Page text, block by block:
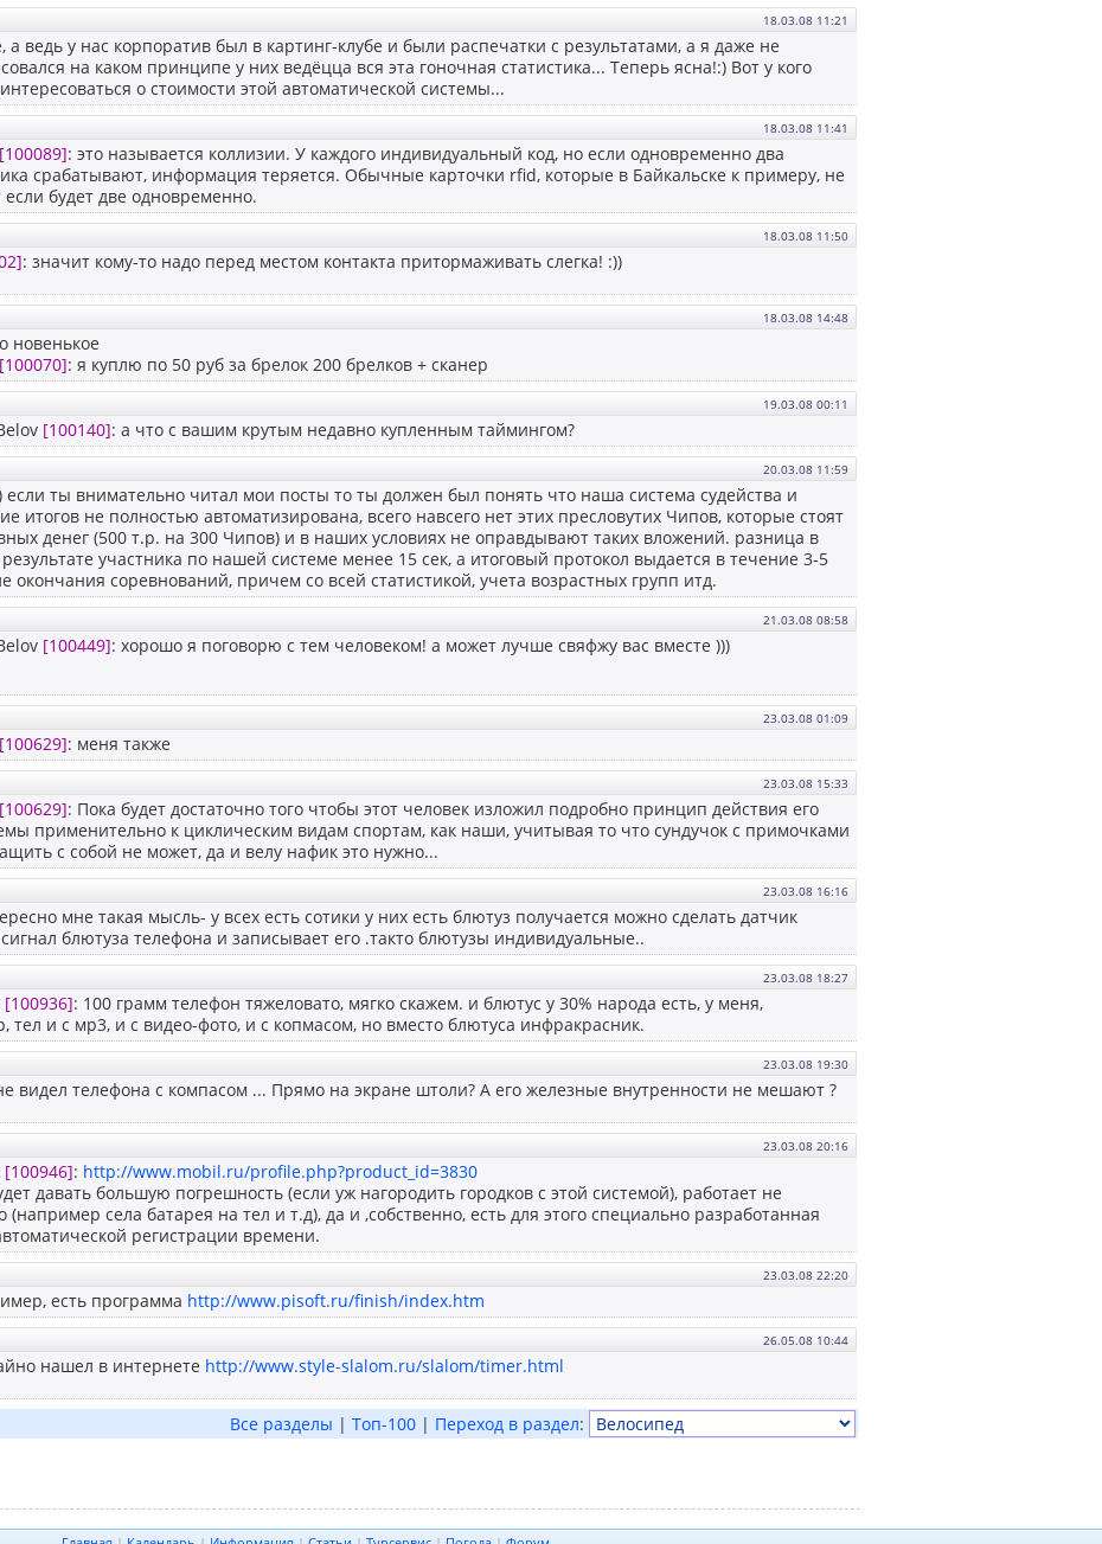
18.03.08 11:21
а ведь у нас корпоратив был в картинг-клубе и были распечатки с результатами, а я даже не
на каком принципе у них ведёцца вся эта гоночная статистика... Теперь ясна!:) Вот у кого
о стоимости этой автоматической системы...
18.03.08 11:41
[100089]: это называется коллизии. У каждого индивидуальный код, но если одновременно два
срабатывают, информация теряется. Обычные карточки rfid, которые в Байкальске к примеру, не
будет две одновременно.
18.03.08 11:50
: значит кому-то надо перед местом контакта притормаживать слегка! :))
18.03.08 14:48
новенькое
[100070]: я куплю по 50 руб за брелок 200 брелков + сканер
19.03.08 00:11
[100140]: а что с вашим крутым недавно купленным таймингом?
20.03.08 11:59
если ты внимательно читал мои посты то ты должен был понять что наша система судейства и
итогов не полностью автоматизирована, всего навсего нет этих пресловутих Чипов, которые стоят
денег (500 т.р. на 300 Чипов) и в наших условиях не оправдывают таких вложений. разница в
участника по нашей системе менее 15 сек, а итоговый протокол выдается в течение 3-5
окончания соревнований, причем со всей статистикой, учета возрастных групп итд.
21.03.08 08:58
[100449]: хорошо я поговорю с тем человеком! а может лучше свяфжу вас вместе )))
23.03.08 01:09
[100629]: меня также
23.03.08 15:33
[100629]: Пока будет достаточно того чтобы этот человек изложил подробно принцип действия его
применительно к циклическим видам спортам, как наши, учитывая то что сундучок с примочками
с собой не может, да и велу нафик это нужно...
23.03.08 16:16
мне такая мысль- у всех есть сотики у них есть блютуз получается можно сделать датчик
блютуза телефона и записывает его .такто блютузы индивидуальные..
23.03.08 18:27
[100936]: 100 грамм телефон тяжеловато, мягко скажем. и блютус у 30% народа есть, у меня,
тел и с мр3, и с видео-фото, и с копмасом, но вместо блютуса инфракрасник.
23.03.08 19:30
видел телефона с компасом ... Прямо на экране штоли? А его железные внутренности не мешают ?
23.03.08 20:16
[100946]: http://www.mobil.ru/profile.php?product_id=3830
давать большую погрешность (если уж нагородить городков с этой системой), работает не
(например села батарея на тел и т.д), да и ,собственно, есть для этого специально разработанная
регистрации времени.
23.03.08 22:20
есть программа http://www.pisoft.ru/finish/index.htm
26.05.08 10:44
нашел в интернете http://www.style-slalom.ru/slalom/timer.html
Все разделы | Топ-100 | Переход в раздел: